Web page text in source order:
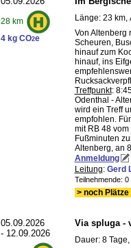
28 km
4 kg CO2e
Länge: 23 km,
Von Altenberg
Scheuren,
hinauf zum
hinauf, ins
Treffpunkt:
Odenthal -
wird ein Treff
empfohlen.
mit RB 48
Fußminuten
Altenberg, an
Anmeldung
Leitung: Gerd
Teilnehmende:
> noch
05.09.2026
- 12.09.2026
Via spluga -
Dauer: 8